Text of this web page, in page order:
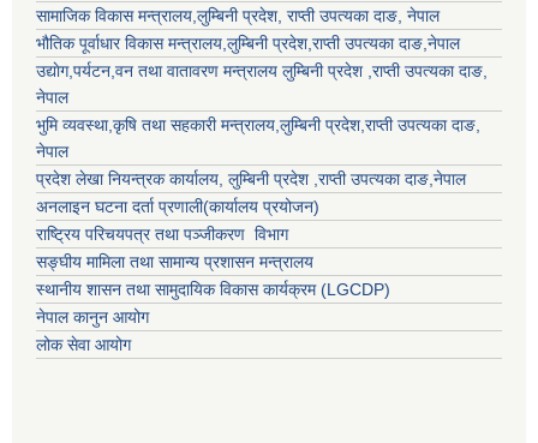
सामाजिक विकास मन्त्रालय,लुम्बिनी प्रदेश, राप्ती उपत्यका दाङ, नेपाल
भौतिक पूर्वाधार विकास मन्त्रालय,लुम्बिनी प्रदेश,राप्ती उपत्यका दाङ,नेपाल
उद्याेग,पर्यटन,वन तथा वातावरण मन्त्रालय लुम्बिनी प्रदेश ,राप्ती उपत्यका दाङ,
नेपाल
भुमि व्यवस्था,कृषि तथा सहकारी मन्त्रालय,लुम्बिनी प्रदेश,राप्ती उपत्यका दाङ,
नेपाल
प्रदेश लेखा नियन्त्रक कार्यालय, लुम्बिनी प्रदेश ,राप्ती उपत्यका दाङ,नेपाल
अनलाइन घटना दर्ता प्रणाली(कार्यालय प्रयोजन)
राष्ट्रिय परिचयपत्र तथा पञ्जीकरण विभाग
सङ्घीय मामिला तथा सामान्य प्रशासन मन्त्रालय
स्थानीय शासन तथा सामुदायिक विकास कार्यक्रम (LGCDP)
नेपाल कानुन आयोग
लोक सेवा आयोग